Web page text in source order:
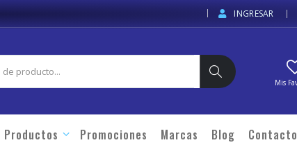
INGRESAR
Productos Promociones Marcas Blog Contacto